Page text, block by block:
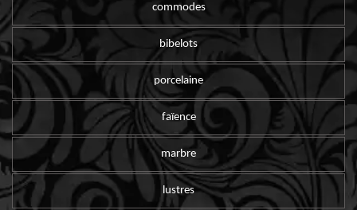
commodes
bibelots
porcelaine
faïence
marbre
lustres